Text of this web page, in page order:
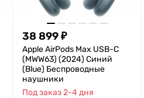
38 899₽
Apple AirPods Max USB-C
(MWW63) (2024) Синий
(Blue) Беспроводные
наушники
Под заказ 2-4 дня